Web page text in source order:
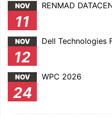
NOV
11
RENMAD
NOV
12
Dell Technologies
NOV
24
WPC 2026